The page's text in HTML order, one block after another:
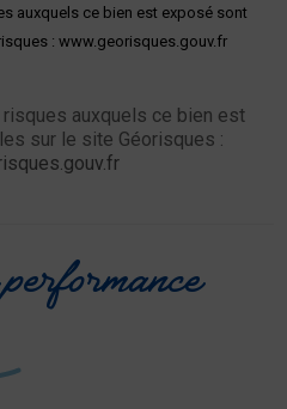
auxquels ce bien est exposé sont
: www.georisques.gouv.fr
auxquels ce bien est
sur le site Géorisques :